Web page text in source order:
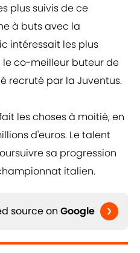
plus suivis de ce
à buts avec la
intéressait les plus
le co-meilleur buteur de
recruté par la Juventus.
les choses à moitié, en
d'euros. Le talent
sa progression
italien.
source on Google